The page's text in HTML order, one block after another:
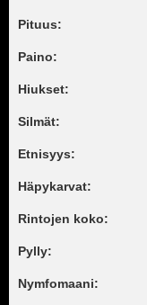
Pituus:
Paino:
Hiukset:
Silmät:
Etnisyys:
Häpykarvat:
Rintojen koko:
Pylly:
Nymfomaani: